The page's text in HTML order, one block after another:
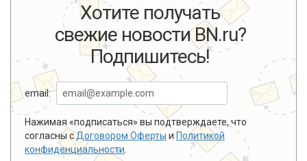
Хотите получать
свежие новости BN.ru?
Подпишитесь!
email:
Нажимая «подписаться» вы подтверждаете, что
согласны сДоговором Оферты и Политикой
конфиденциальности